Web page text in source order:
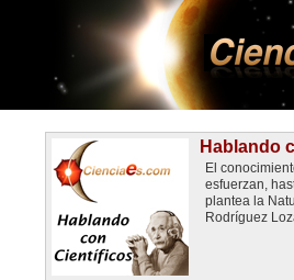
Hablando
El
esfuerzan,
plantea la
Rodríguez